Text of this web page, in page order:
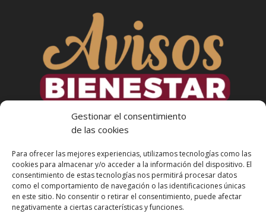
Gestionar el consentimiento
de las cookies
Para ofrecer las mejores experiencias, utilizamos tecnologías como las
cookies para almacenar y/o acceder a la información del dispositivo. El
consentimiento de estas tecnologías nos permitirá procesar datos
como el comportamiento de navegación o las identificaciones únicas
en este sitio. No consentir o retirar el consentimiento, puede afectar
negativamente a ciertas características y funciones.